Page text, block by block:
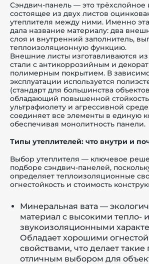
Сэндвич-панель — это трёхслойное
состоящее из двух листов
утеплителя между ними. Именно
дала название материалу: два
слоя и внутренний заполнитель,
теплоизоляционную функцию.
Внешние листы изготавливаются
стали с антикоррозийным и
полимерным покрытием. В
эксплуатации используется
(стандарт для большинства
обладающий повышенной
ультрафиолету и агрессивной
соединяет все элементы в единую
обеспечивая монолитность панели.
Типы утеплителей: что внутри и
Выбор утеплителя — ключевое
подборе сэндвич-панелей,
определяет теплоизоляционные
огнестойкость и стоимость
Минеральная вата —
материал с высокими тепло- и
звукоизоляционными
Обладает хорошими
свойствами, что делает такие
отличным выбором для